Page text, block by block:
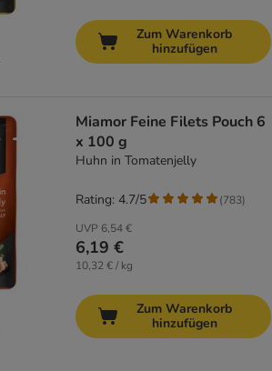
Zum Warenkorb
hinzufügen
Miamor Feine Filets Pouch 6
x 100 g
Huhn in Tomatenjelly
UVP 6,54 €
6,19 €
10,32 € / kg
Rating: 4.7/5 (783)
Zum Warenkorb
hinzufügen